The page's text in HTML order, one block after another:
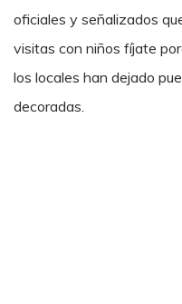
oficiales y señalizados
visitas con niños fíjate
los locales han dejado
decoradas.